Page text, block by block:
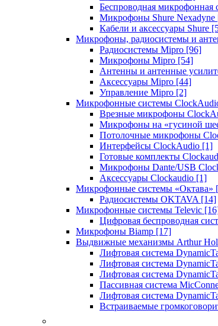
Беспроводная
Микрофоны Shure Nexadyne
Кабели и аксессуары Shure
Микрофоны, радиосистемы и
Радиосистемы Mipro [96]
Микрофоны Mipro [54]
Антенны и антенные
Аксессуары Mipro [44]
Управление Mipro [2]
Микрофонные системы
Врезные микрофоны
Микрофоны на «гусиной
Потолочные микрофоны
Интерфейсы ClockAudio [1]
Готовые комплекты
Микрофоны Dante/USB
Аксессуары Clockaudio [1]
Микрофонные системы «Октава»
Радиосистемы OKTAVA [14]
Микрофонные системы Televic
Цифровая беспроводная
Микрофоны Biamp [17]
Выдвижные механизмы Arthur
Лифтовая система
Лифтовая система
Лифтовая система
Пассивная система
Лифтовая система
Встраиваемые